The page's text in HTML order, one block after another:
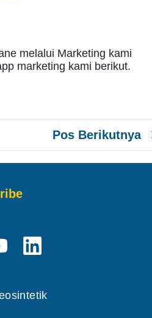
melalui Marketing kami
marketing kami berikut.
Pos Berikutnya